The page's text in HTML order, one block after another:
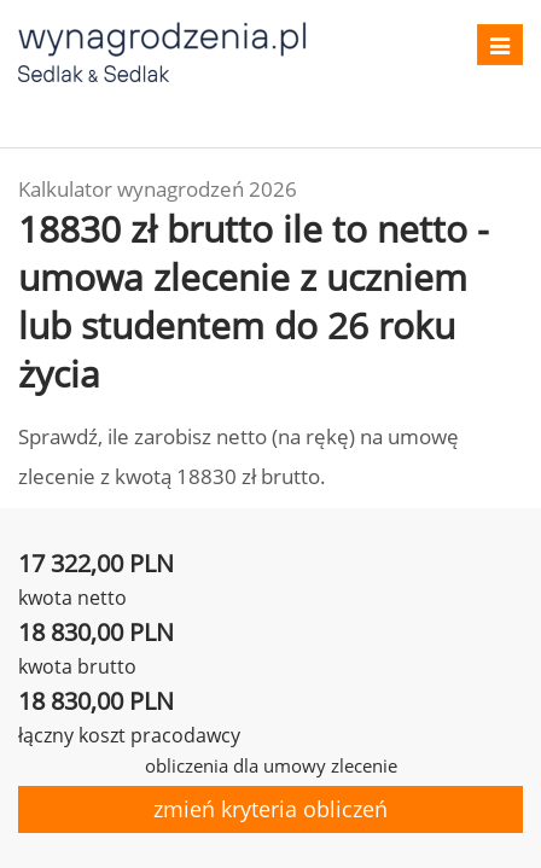
Kalkulator wynagrodzeń 2026
18830 zł brutto ile to netto -
umowa zlecenie z uczniem
lub studentem do 26 roku
życia
Sprawdź, ile zarobisz netto (na rękę) na umowę
zlecenie z kwotą 18830 zł brutto.
17 322,00 PLN
kwota netto
18 830,00 PLN
kwota brutto
18 830,00 PLN
łączny koszt pracodawcy
obliczenia dla umowy zlecenie
zmień kryteria obliczeń